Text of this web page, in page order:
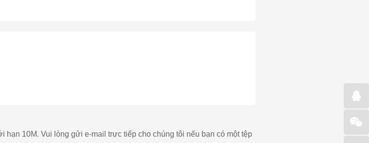
hạn 10M. Vui lòng gửi e-mail trực tiếp cho chúng tôi nếu bạn có một tệp